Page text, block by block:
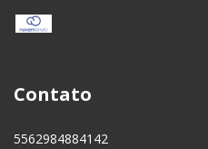
Contato
5562984884142